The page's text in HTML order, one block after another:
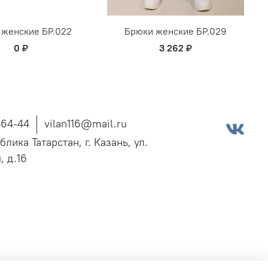
БР.022
0 ₽
Брюки женские БР.029
3 262 ₽
44
vilan116@mail.ru
Татарстан, г. Казань, ул.
д.16